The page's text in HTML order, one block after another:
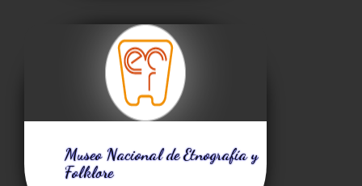
Museo Nacional de Etnografía y
Folklore